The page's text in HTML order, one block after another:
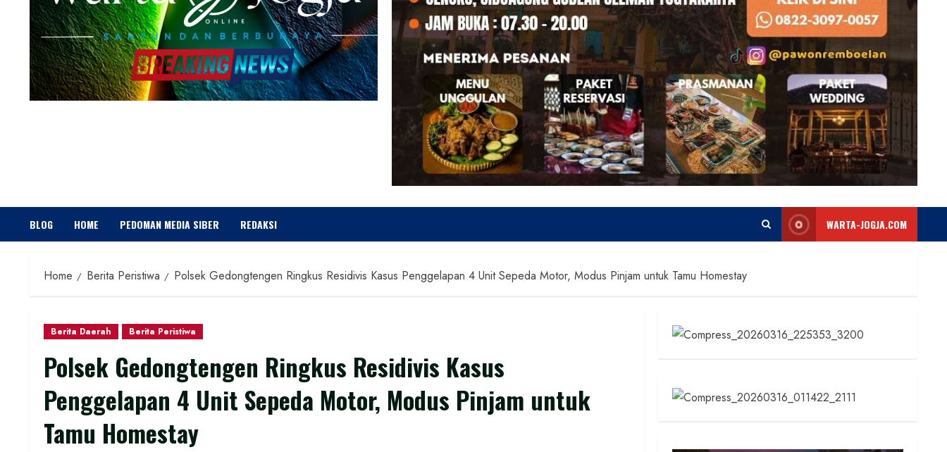
BLOG HOME PEDOMAN MEDIA SIBER REDAKSI WARTA-JOGJA.COM
Home Berita Peristiwa Polsek Gedongtengen Ringkus Residivis Kasus Penggelapan 4 Unit Sepeda Motor, Modus Pinjam untuk Tamu Homestay
Berita Daerah Berita Peristiwa
Polsek Gedongtengen Ringkus Residivis Kasus
Penggelapan 4 Unit Sepeda Motor, Modus Pinjam untuk
Tamu Homestay